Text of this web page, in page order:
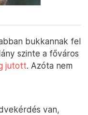
bukkannak fel
szinte a főváros
jutott. Azóta nem
van,